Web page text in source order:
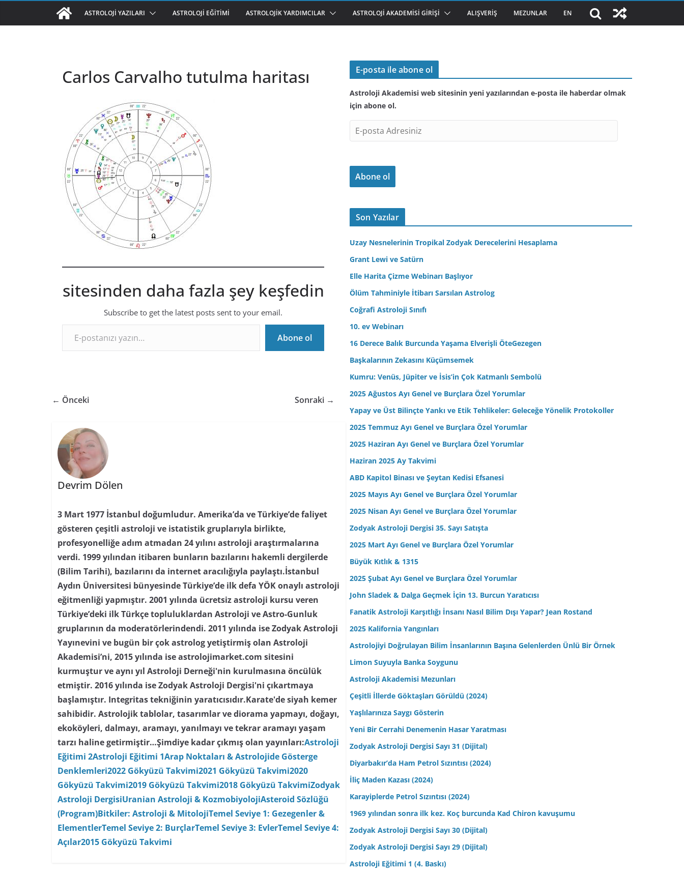
ASTROLOJI YAZILARI ASTROLOJI EĞITIMI ASTROLOJIK YARDIMCILAR ASTROLOJI AKADEMISI GIRIŞI ALIŞVERIŞ MEZUNLAR EN
Carlos Carvalho tutulma haritası
sitesinden daha fazla şey keşfedin
Subscribe to get the latest posts sent to your email.
E-postanızı yazın…
Abone ol
← Önceki Sonraki →
Devrim Dölen
3 Mart 1977 İstanbul doğumludur. Amerika’da ve Türkiye’de faliyet
gösteren çeşitli astroloji ve istatistik gruplarıyla birlikte,
profesyonelliğe adım atmadan 24 yılını astroloji araştırmalarına
verdi. 1999 yılından itibaren bunların bazılarını hakemli dergilerde
(Bilim Tarihi), bazılarını da internet aracılığıyla paylaştı.İstanbul
Aydın Üniversitesi bünyesinde Türkiye’de ilk defa YÖK onaylı astroloji
eğitmenliği yapmıştır. 2001 yılında ücretsiz astroloji kursu veren
Türkiye’deki ilk Türkçe topluluklardan Astroloji ve Astro-Gunluk
gruplarının da moderatörlerindendi. 2011 yılında ise Zodyak Astroloji
Yayınevini ve bugün bir çok astrolog yetiştirmiş olan Astroloji
Akademisi’ni, 2015 yılında ise astrolojimarket.com sitesini
kurmuştur ve aynı yıl Astroloji Derneği'nin kurulmasına öncülük
etmiştir. 2016 yılında ise Zodyak Astroloji Dergisi'ni çıkartmaya
başlamıştır. Integritas tekniğinin yaratıcısıdır.Karate'de siyah kemer
sahibidir. Astrolojik tablolar, tasarımlar ve diorama yapmayı, doğayı,
ekoköyleri, dalmayı, aramayı, yanılmayı ve tekrar aramayı yaşam
tarzı haline getirmiştir…Şimdiye kadar çıkmış olan yayınları:Astroloji
Eğitimi 2Astroloji Eğitimi 1Arap Noktaları & Astrolojide Gösterge
Denklemleri2022 Gökyüzü Takvimi2021 Gökyüzü Takvimi2020
Gökyüzü Takvimi2019 Gökyüzü Takvimi2018 Gökyüzü TakvimiZodyak
Astroloji DergisiUranian Astroloji & KozmobiyolojiAsteroid Sözlüğü
(Program)Bitkiler: Astroloji & MitolojiTemel Seviye 1: Gezegenler &
ElementlerTemel Seviye 2: BurçlarTemel Seviye 3: EvlerTemel Seviye 4:
Açılar2015 Gökyüzü Takvimi
E-posta ile abone ol
Astroloji Akademisi web sitesinin yeni yazılarından e-posta ile haberdar olmak
için abone ol.
-
o
t
d
r
i
n
Abone ol
Son Yazılar
Uzay Nesnelerinin Tropikal Zodyak Derecelerini Hesaplama
Grant Lewi ve Satürn
Elle Harita Çizme Webinarı Başlıyor
Ölüm Tahminiyle İtibarı Sarsılan Astrolog
Coğrafi Astroloji Sınıfı
10. ev Webinarı
16 Derece Balık Burcunda Yaşama Elverişli ÖteGezegen
Başkalarının Zekasını Küçümsemek
Kumru: Venüs, Jüpiter ve İsis’in Çok Katmanlı Sembolü
2025 Ağustos Ayı Genel ve Burçlara Özel Yorumlar
Yapay ve Üst Bilinçte Yankı ve Etik Tehlikeler: Geleceğe Yönelik Protokoller
2025 Temmuz Ayı Genel ve Burçlara Özel Yorumlar
2025 Haziran Ayı Genel ve Burçlara Özel Yorumlar
Haziran 2025 Ay Takvimi
ABD Kapitol Binası ve Şeytan Kedisi Efsanesi
2025 Mayıs Ayı Genel ve Burçlara Özel Yorumlar
2025 Nisan Ayı Genel ve Burçlara Özel Yorumlar
Zodyak Astroloji Dergisi 35. Sayı Satışta
2025 Mart Ayı Genel ve Burçlara Özel Yorumlar
Büyük Kıtlık & 1315
2025 Şubat Ayı Genel ve Burçlara Özel Yorumlar
John Sladek & Dalga Geçmek İçin 13. Burcun Yaratıcısı
Fanatik Astroloji Karşıtlığı İnsanı Nasıl Bilim Dışı Yapar? Jean Rostand
2025 Kalifornia Yangınları
Astrolojiyi Doğrulayan Bilim İnsanlarının Başına Gelenlerden Ünlü Bir Örnek
Limon Suyuyla Banka Soygunu
Astroloji Akademisi Mezunları
Çeşitli İllerde Göktaşları Görüldü (2024)
Yaşlılarınıza Saygı Gösterin
Yeni Bir Cerrahi Denemenin Hasar Yaratması
Zodyak Astroloji Dergisi Sayı 31 (Dijital)
Diyarbakır’da Ham Petrol Sızıntısı (2024)
İliç Maden Kazası (2024)
Karayiplerde Petrol Sızıntısı (2024)
1969 yılından sonra ilk kez. Koç burcunda Kad Chiron kavuşumu
Zodyak Astroloji Dergisi Sayı 30 (Dijital)
Zodyak Astroloji Dergisi Sayı 29 (Dijital)
Astroloji Eğitimi 1 (4. Baskı)